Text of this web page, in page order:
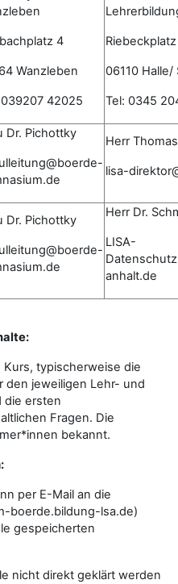
4
Wanzleben
42025
06110 Halle/
Tel: 0345
Dr. Pichottky
Herr
lisa-
Dr. Pichottky
Herr Dr.
LISA-
anhalt.de
Kurs, typischerweise die
den jeweiligen Lehr- und
die ersten
Fragen. Die
bekannt.
per E-Mail an die
boerde.bildung-lsa.de)
gespeicherten
nicht direkt geklärt werden